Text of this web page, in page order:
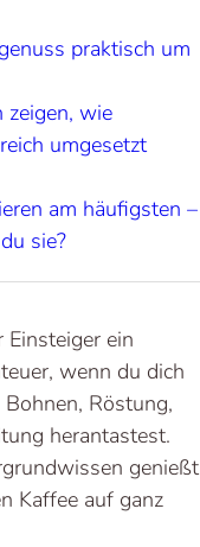
praktisch um
zeigen, wie
umgesetzt
am häufigsten –
sie?
ein
wenn du dich
Röstung,
herantastest.
genießt
Kaffee auf ganz